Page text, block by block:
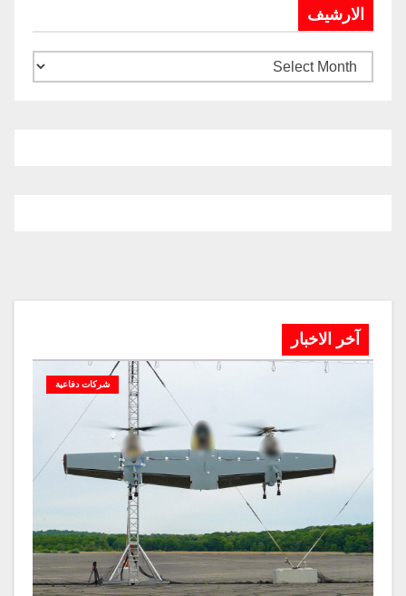
الارشيف
آخر الاخبار
شركات دفاعية